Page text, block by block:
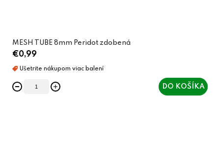
MESH TUBE 8mm Peridot zdobená
€0,99
DO KOŠÍKA